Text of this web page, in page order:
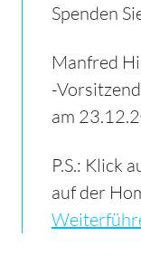
Spenden
Manfred
-
am
P.S.: Klick
auf der